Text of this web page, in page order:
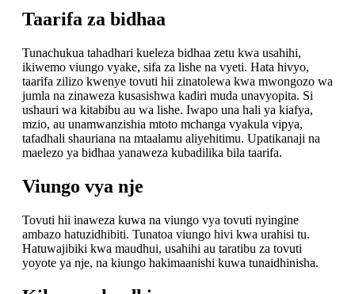
Taarifa za bidhaa
Tunachukua tahadhari kueleza bidhaa zetu kwa usahihi,
ikiwemo viungo vyake, sifa za lishe na vyeti. Hata hivyo,
taarifa zilizo kwenye tovuti hii zinatolewa kwa mwongozo wa
jumla na zinaweza kusasishwa kadiri muda unavyopita. Si
ushauri wa kitabibu au wa lishe. Iwapo una hali ya kiafya,
mzio, au unamwanzishia mtoto mchanga vyakula vipya,
tafadhali shauriana na mtaalamu aliyehitimu. Upatikanaji na
maelezo ya bidhaa yanaweza kubadilika bila taarifa.
Viungo vya nje
Tovuti hii inaweza kuwa na viungo vya tovuti nyingine
ambazo hatuzidhibiti. Tunatoa viungo hivi kwa urahisi tu.
Hatuwajibiki kwa maudhui, usahihi au taratibu za tovuti
yoyote ya nje, na kiungo hakimaanishi kuwa tunaidhinisha.